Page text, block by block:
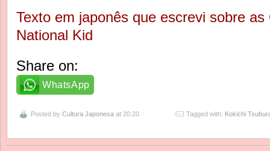
Texto em japonês que escrevi sobre
National Kid
Share on:
WhatsApp
Posted by Cultura Japonesa at 20:20 Tagged with: Kokichi